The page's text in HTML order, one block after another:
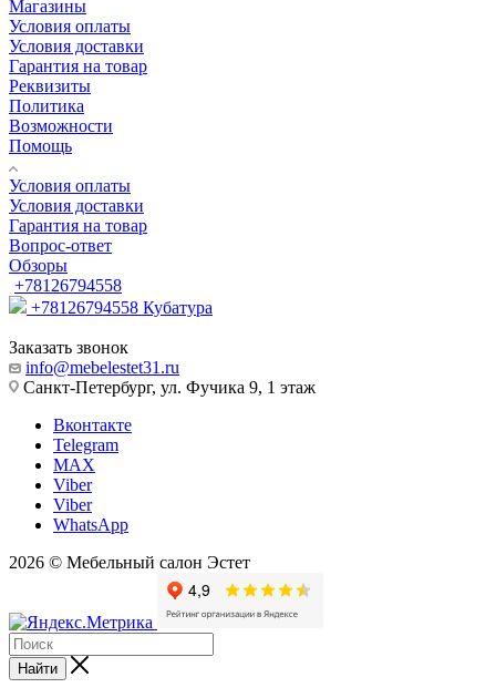
Магазины
Условия оплаты
Условия доставки
Гарантия на товар
Реквизиты
Политика
Возможности
Помощь
Условия оплаты
Условия доставки
Гарантия на товар
Вопрос-ответ
Обзоры
+78126794558
+78126794558 Кубатура
Заказать звонок
info@mebelestet31.ru
Санкт-Петербург, ул. Фучика 9, 1 этаж
Вконтакте
Telegram
MAX
Viber
Viber
WhatsApp
2026 © Мебельный салон Эстет
Найти